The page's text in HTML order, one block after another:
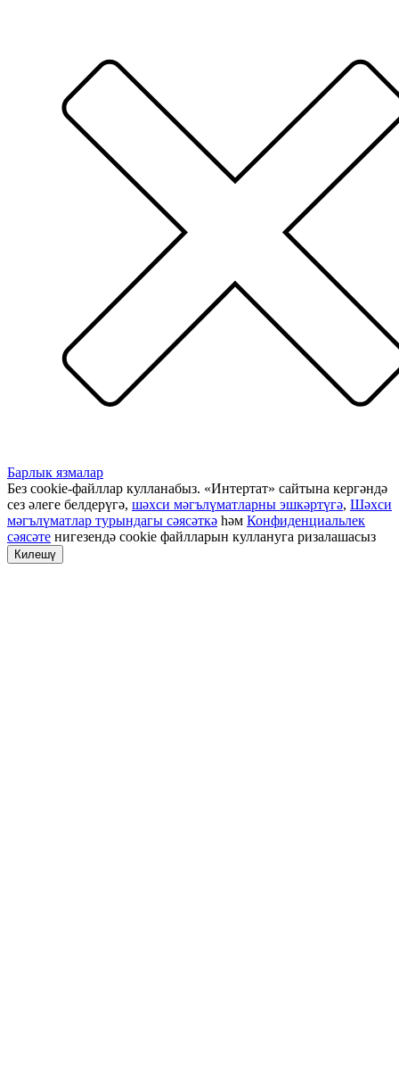
Барлык язмалар
Без cookie-файллар кулланабыз. «Интертат» сайтына кергәндә
сез әлеге белдерүгә, шәхси мәгълүматларны эшкәртүгә, Шәхси
мәгълүматлар турындагы сәясәткә һәм Конфиденциальлек
сәясәте нигезендә cookie файлларын куллануга ризалашасыз
Килешү